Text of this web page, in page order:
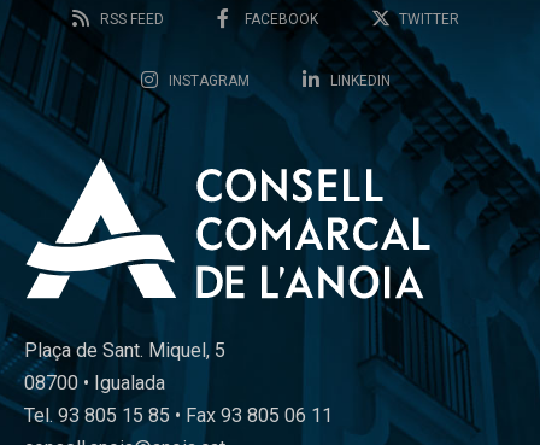
RSS FEED FACEBOOK TWITTER
INSTAGRAM LINKEDIN
Plaça de Sant. Miquel, 5
08700 • Igualada
Tel. 93 805 15 85 • Fax 93 805 06 11